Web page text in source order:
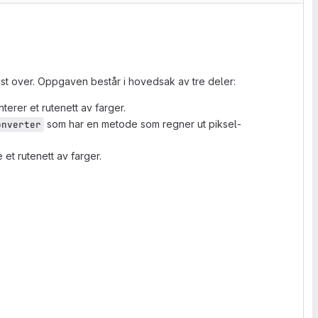
over. Oppgaven består i hovedsak av tre deler:
et rutenett av farger.
som har en metode som regner ut piksel-
et rutenett av farger.